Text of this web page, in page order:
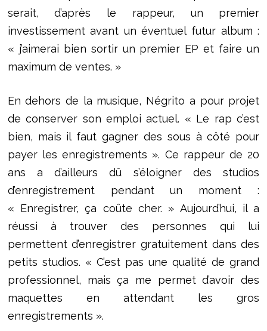
serait, d’après le rappeur, un premier
investissement avant un éventuel futur album :
« j’aimerai bien sortir un premier EP et faire un
maximum de ventes. »
En dehors de la musique, Négrito a pour projet
de conserver son emploi actuel. « Le rap c’est
bien, mais il faut gagner des sous à côté pour
payer les enregistrements ». Ce rappeur de 20
ans a d’ailleurs dû s’éloigner des studios
d’enregistrement pendant un moment :
« Enregistrer, ça coûte cher. » Aujourd’hui, il a
réussi à trouver des personnes qui lui
permettent d’enregistrer gratuitement dans des
petits studios. « C’est pas une qualité de grand
professionnel, mais ça me permet d’avoir des
maquettes en attendant les gros
enregistrements ».